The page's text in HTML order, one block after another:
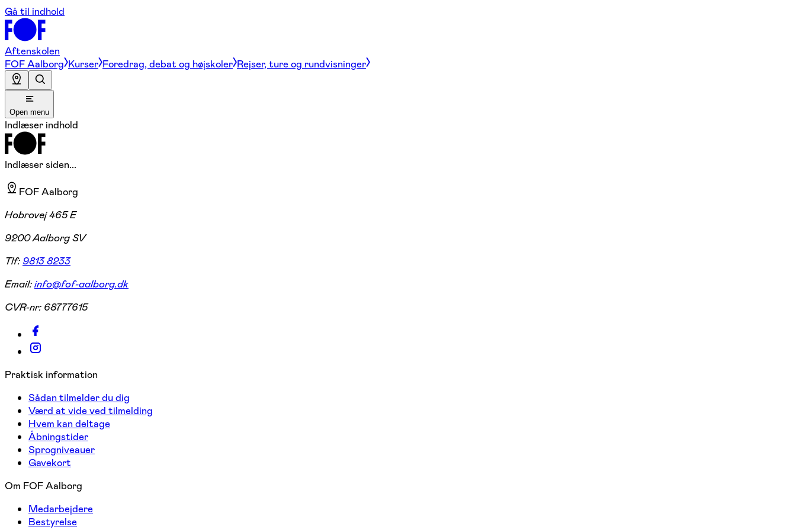
Gå til indhold
Aftenskolen
FOF Aalborg Kurser Foredrag, debat og højskoler Rejser, ture og rundvisninger
Open menu
Indlæser indhold
Indlæser siden...
FOF Aalborg
Hobrovej 465 E
9200 Aalborg SV
Tlf:9813 8233
Email:info@fof-aalborg.dk
CVR-nr: 68777615
Praktisk information
Sådan tilmelder du dig
Værd at vide ved tilmelding
Hvem kan deltage
Åbningstider
Sprogniveauer
Gavekort
Om FOF Aalborg
Medarbejdere
Bestyrelse